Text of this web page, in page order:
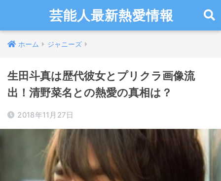
芸能人最新熱愛情報
ホーム ジャニーズ
生田斗真は歴代彼女とプリクラ画像流
出！清野菜名との熱愛の真相は？
2018年11月27日